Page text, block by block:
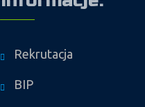
Rekrutacja
BIP